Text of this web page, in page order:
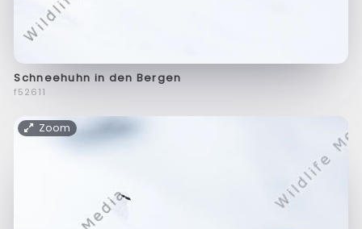
Schneehuhn in den Bergen
f52611
Zoom